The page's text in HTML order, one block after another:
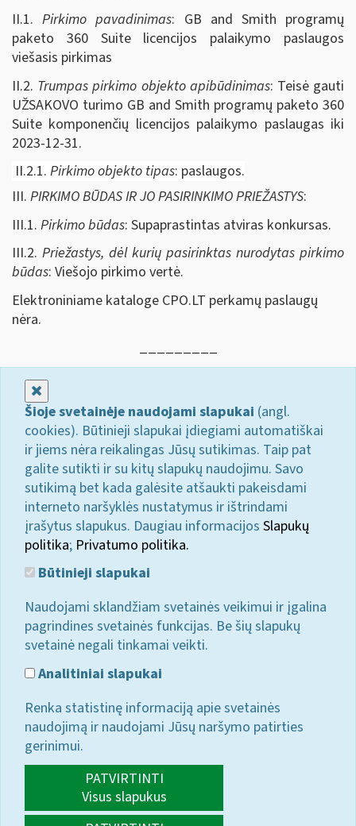
II.1.Pirkimo pavadinimas: GB and Smith programų
paketo 360 Suite licencijos palaikymo paslaugos
viešasis pirkimas
II.2. Trumpas pirkimo objekto apibūdinimas: Teisė gauti
UŽSAKOVO turimo GB and Smith programų paketo 360
Suite komponenčių licencijos palaikymo paslaugas iki
2023-12-31.
II.2.1. Pirkimo objekto tipas: paslaugos.
III. PIRKIMO BŪDAS IR JO PASIRINKIMO PRIEŽASTYS:
III.1. Pirkimo būdas: Supaprastintas atviras konkursas.
III.2. Priežastys, dėl kurių pasirinktas nurodytas pirkimo
būdas: Viešojo pirkimo vertė.
Elektroniniame kataloge CPO.LT perkamų paslaugų
nėra.
_________
Šioje svetainėje naudojami slapukai (angl.
cookies). Būtinieji slapukai įdiegiami automatiškai
ir jiems nėra reikalingas Jūsų sutikimas. Taip pat
galite sutikti ir su kitų slapukų naudojimu. Savo
sutikimą bet kada galėsite atšaukti pakeisdami
interneto naršyklės nustatymus ir ištrindami
įrašytus slapukus. Daugiau informacijos Slapukų
politika; Privatumo politika.
Būtinieji slapukai
Naudojami sklandžiam svetainės veikimui ir įgalina
pagrindines svetainės funkcijas. Be šių slapukų
svetainė negali tinkamai veikti.
Analitiniai slapukai
Renka statistinę informaciją apie svetainės
naudojimą ir naudojami Jūsų naršymo patirties
gerinimui.
PATVIRTINTI
Visus slapukus